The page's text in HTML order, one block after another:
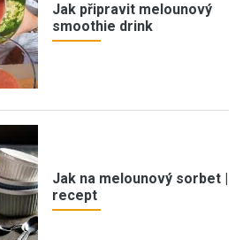
Jak připravit melounový
smoothie drink
Jak na melounový sorbet |
recept